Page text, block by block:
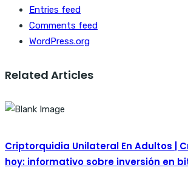
Entries feed
Comments feed
WordPress.org
Related Articles
Criptorquidia Unilateral En Adultos |
hoy: informativo sobre inversión en